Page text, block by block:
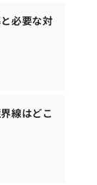
必要な対
線はどこ